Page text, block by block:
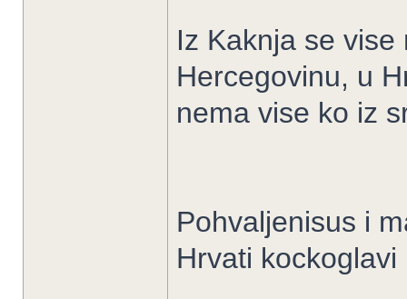
Iz Kaknja se
Hercegovinu, u
nema vise ko iz
Pohvaljenisus i
Hrvati kockoglavi